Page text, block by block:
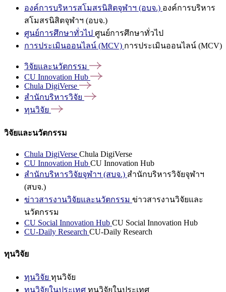
องค์การบริหารสโมสรนิสิตจุฬาฯ (อบจ.) องค์การบริหาร
สโมสรนิสิตจุฬาฯ (อบจ.)
ศูนย์การศึกษาทั่วไป ศูนย์การศึกษาทั่วไป
การประเมินออนไลน์ (MCV) การประเมินออนไลน์ (MCV)
วิจัยและนวัตกรรม
CU Innovation Hub
Chula DigiVerse
สำนักบริหารวิจัย
ทุนวิจัย
วิจัยและนวัตกรรม
Chula DigiVerse Chula DigiVerse
CU Innovation Hub CU Innovation Hub
สำนักบริหารวิจัยจุฬาฯ (สบจ.) สำนักบริหารวิจัยจุฬาฯ
(สบจ.)
ข่าวสารงานวิจัยและนวัตกรรม ข่าวสารงานวิจัยและ
นวัตกรรม
CU Social Innovation Hub CU Social Innovation Hub
CU-Daily Research CU-Daily Research
ทุนวิจัย
ทุนวิจัย ทุนวิจัย
ทุนวิจัยในประเทศ ทุนวิจัยในประเทศ